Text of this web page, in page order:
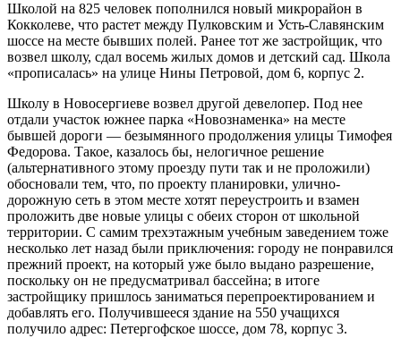
Школой на 825 человек пополнился новый микрорайон в
Кокколеве, что растет между Пулковским и Усть-Славянским
шоссе на месте бывших полей. Ранее тот же застройщик, что
возвел школу, сдал восемь жилых домов и детский сад. Школа
«прописалась» на улице Нины Петровой, дом 6, корпус 2.
Школу в Новосергиеве возвел другой девелопер. Под нее
отдали участок южнее парка «Ново­знаменка» на месте
бывшей дороги — безымянного продолжения улицы Тимофея
Федорова. Такое, казалось бы, нелогичное решение
(альтернативного этому проезду пути так и не проложили)
обосновали тем, что, по проекту планировки, улично-
дорожную сеть в этом месте хотят переустроить и взамен
проложить две новые улицы с обеих сторон от школьной
территории. С самим трехэтажным учебным заведением тоже
несколько лет назад были приключения: городу не понравился
прежний проект, на который уже было выдано разрешение,
поскольку он не предусматривал бассейна; в итоге
застройщику пришлось заниматься перепроектированием и
добавлять его. Получившееся здание на 550 учащихся
получило адрес: Петергофское шоссе, дом 78, корпус 3.